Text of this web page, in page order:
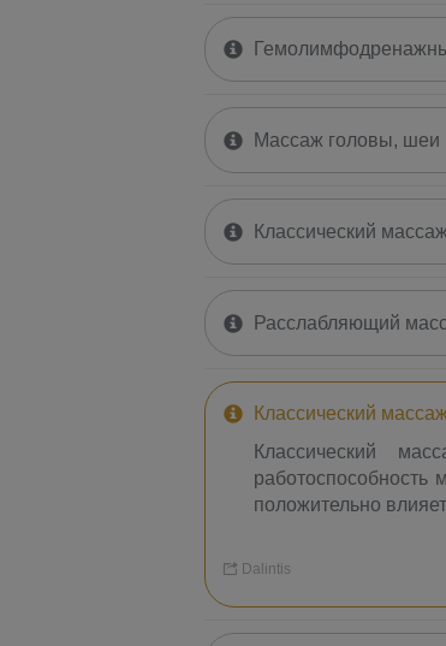
Массаж головы, шеи
Классический
Расслабляющий
Классический
Классический
работоспособность
положительно
Dalintis